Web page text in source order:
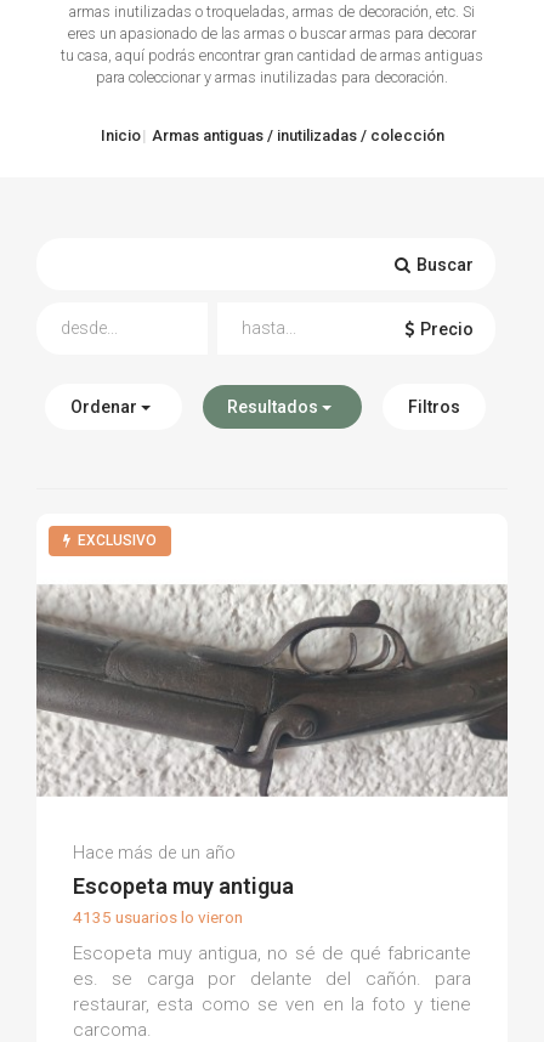
TIRO Y COMPETICIÓN
AIRE COMPRIMIDO
OTRAS ARMAS
armas inutilizadas o troqueladas, armas de decoración, etc. Si
eres un apasionado de las armas o buscar armas para decorar
tu casa, aquí podrás encontrar gran cantidad de armas antiguas
para coleccionar y armas inutilizadas para decoración.
Inicio Armas antiguas / inutilizadas / colección
Buscar
Precio
Ordenar Resultados Filtros
EXCLUSIVO
Milton Fabian C.
Hace más de un año
Escopeta muy antigua
4135 usuarios lo vieron
Escopeta muy antigua, no sé de qué fabricante
es. se carga por delante del cañón. para
restaurar, esta como se ven en la foto y tiene
carcoma.